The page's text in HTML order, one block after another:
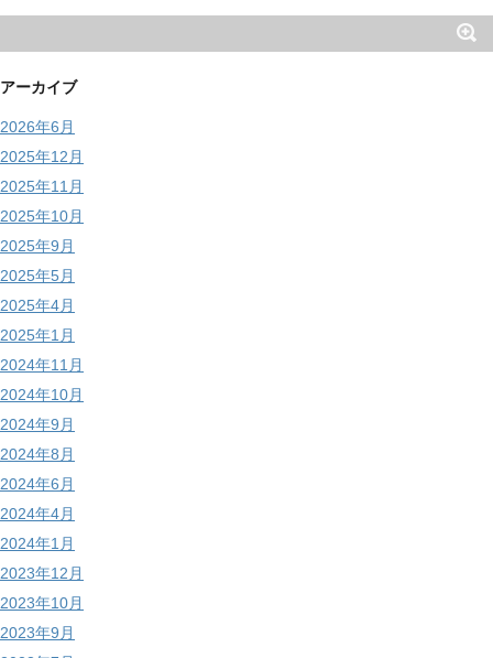
アーカイブ
2026年6月
2025年12月
2025年11月
2025年10月
2025年9月
2025年5月
2025年4月
2025年1月
2024年11月
2024年10月
2024年9月
2024年8月
2024年6月
2024年4月
2024年1月
2023年12月
2023年10月
2023年9月